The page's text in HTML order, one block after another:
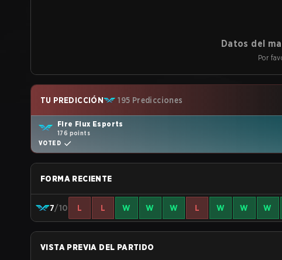
Datos del
Por
TU PREDICCIÓN 195 Predicciones
Fire Flux Esports
176 points
VOTED
FORMA RECIENTE
7/10 L L W W W L W W W
VISTA PREVIA DEL PARTIDO